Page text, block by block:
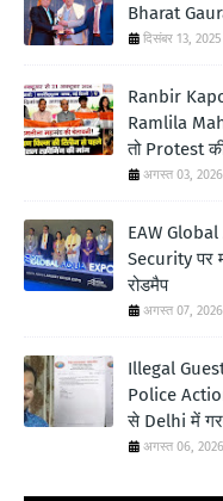
Bharat
दिसंबर 13, 2025
Ranbir
Ramlila
तो Protest
अगस्त 03, 2026
EAW
Security पर
रोडमैप
अगस्त 07, 2026
Illegal
Police
से Delhi में
अगस्त 06, 2026